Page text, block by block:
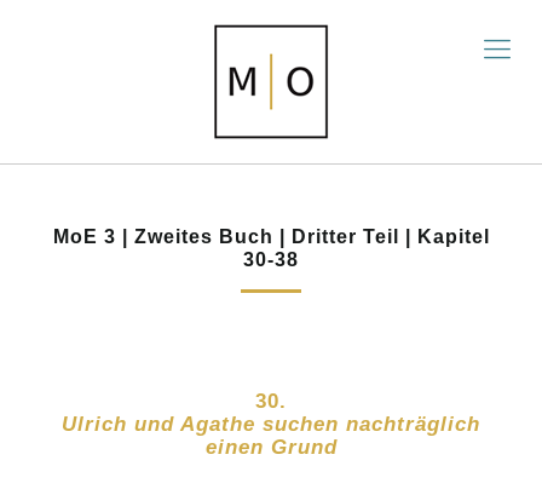
MoE 3 | Zweites Buch | Dritter Teil | Kapitel
30-38
30.
Ulrich und Agathe suchen nachträglich
einen Grund